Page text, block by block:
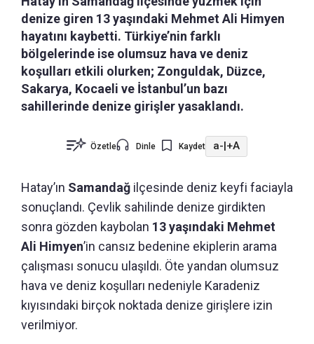
denize giren 13 yaşındaki Mehmet Ali Himyen
hayatını kaybetti. Türkiye’nin farklı
bölgelerinde ise olumsuz hava ve deniz
koşulları etkili olurken; Zonguldak, Düzce,
Sakarya, Kocaeli ve İstanbul’un bazı
sahillerinde denize girişler yasaklandı.
Özetle Dinle Kaydet a-|+A
Hatay’ın Samandağ ilçesinde deniz keyfi faciayla
sonuçlandı. Çevlik sahilinde denize girdikten
sonra gözden kaybolan 13 yaşındaki Mehmet
Ali Himyen’in cansız bedenine ekiplerin arama
çalışması sonucu ulaşıldı. Öte yandan olumsuz
hava ve deniz koşulları nedeniyle Karadeniz
kıyısındaki birçok noktada denize girişlere izin
verilmiyor.